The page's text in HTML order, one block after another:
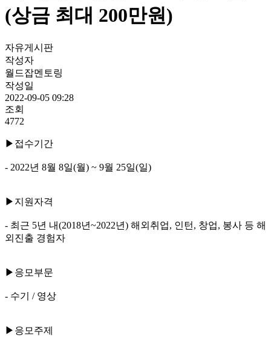
(상금 최대 200만원)
자유게시판
작성자
월드잡멘토링
작성일
2022-09-05 09:28
조회
4772
▶접수기간
- 2022년 8월 8일(월) ~ 9월 25일(일)
▶지원자격
- 최근 5년 내(2018년~2022년) 해외취업, 인턴, 창업, 봉사 등 해
외진출 경험자
▶응모부문
- 수기 / 영상
▶응모주제